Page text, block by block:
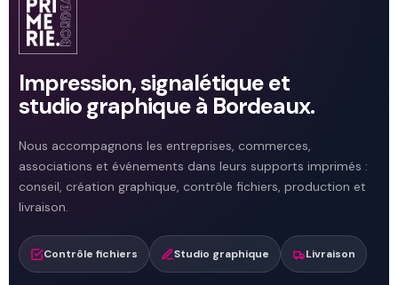
Impression, signalétique et
studio graphique à Bordeaux.
Nous accompagnons les entreprises, commerces,
associations et événements dans leurs supports imprimés :
conseil, création graphique, contrôle fichiers, production et
livraison.
Contrôle fichiers Studio graphique Livraison